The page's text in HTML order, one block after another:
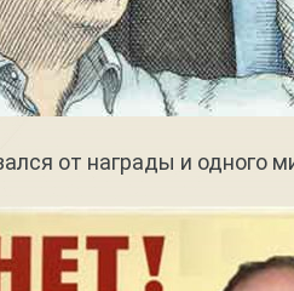
от награды и одного